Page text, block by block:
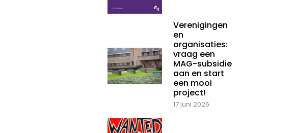
Verenigingen
en
organisaties:
vraag een
MAG-subsidie
aan en start
een mooi
project!
17 juni 2026